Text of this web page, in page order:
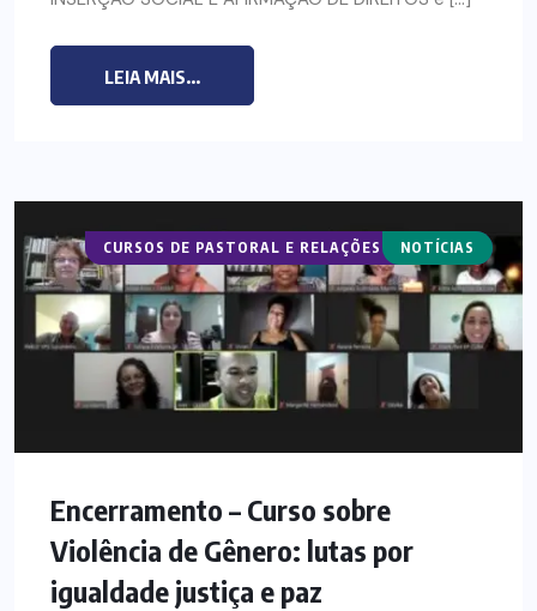
LEIA MAIS...
CURSOS DE PASTORAL E RELAÇÕES DE GÊNERO
NOTÍCIAS
Encerramento – Curso sobre
Violência de Gênero: lutas por
igualdade justiça e paz